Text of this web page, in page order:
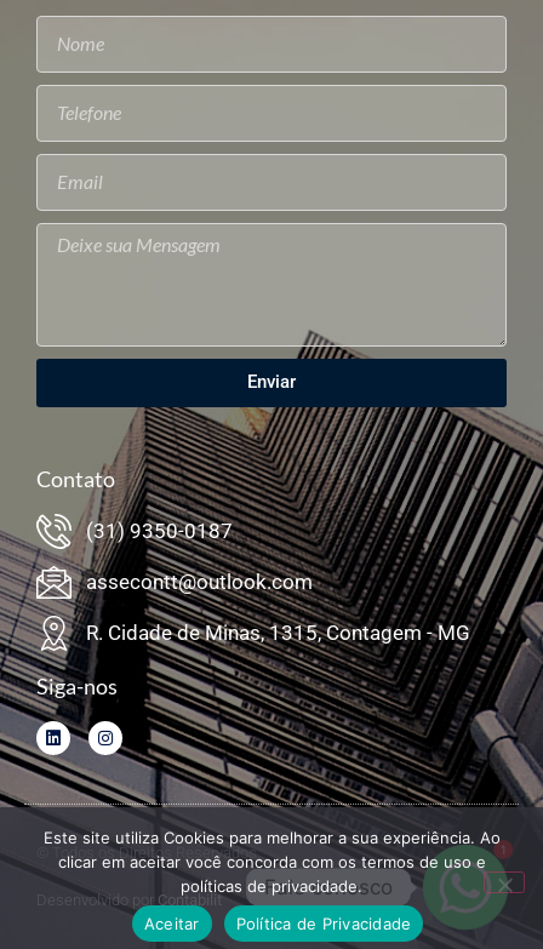
Enviar
Contato
(31) 9350-0187
assecontt@outlook.com
R. Cidade de Minas, 1315, Contagem - MG
Siga-nos
© Todos os Direitos Reservados
Desenvolvido por Contabilit
Este site utiliza Cookies para melhorar a sua experiência. Ao
clicar em aceitar você concorda com os termos de uso e
políticas de privacidade.
Aceitar
Política de Privacidade
1
Fale conosco